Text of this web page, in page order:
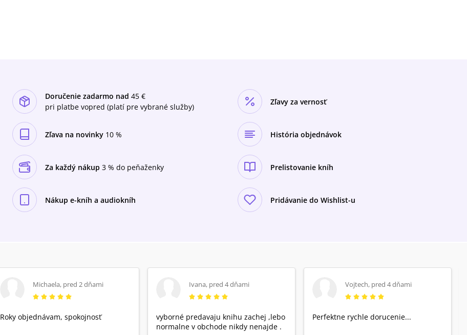
Doručenie zadarmo nad 45 €
pri platbe vopred (platí pre vybrané služby)
Zľavy za vernosť
Zľava na novinky 10 % História objednávok
Za každý nákup 3 % do peňaženky Prelistovanie kníh
Nákup e-kníh a audiokníh Pridávanie do Wishlist-u
Michaela, pred 2 dňami
Roky objednávam, spokojnosť
Ivana, pred 4 dňami
vyborné predavaju knihu zachej ,lebo
normalne v obchode nikdy nenajde .
Vojtech, pred 4 dňami
Perfektne rychle dorucenie...